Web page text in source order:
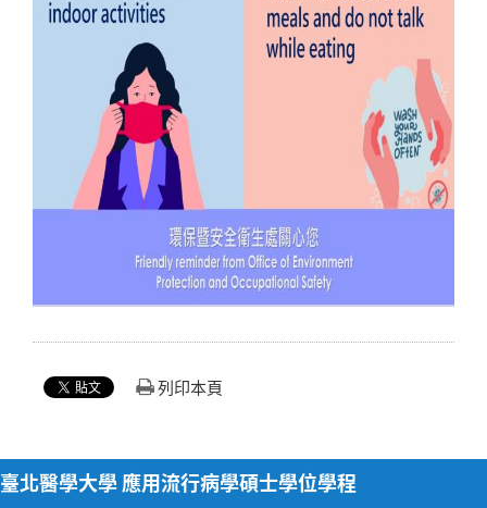
列印本頁
臺北醫學大學 應用流行病學碩士學位學程